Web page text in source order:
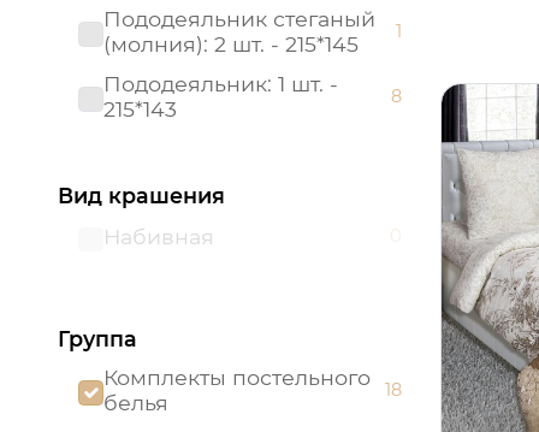
Пододеяльник стеганый
(молния): 2 шт. - 215*145
1
Пододеяльник: 1 шт. -
215*143
8
Пододеяльник: 1 шт. -
215*175
16
Пододеяльник: 2 шт. -
215*143
Пододеяльник: 2 шт. -
Вид крашения
Набивная
0
Группа
Комплекты постельного
белья
18